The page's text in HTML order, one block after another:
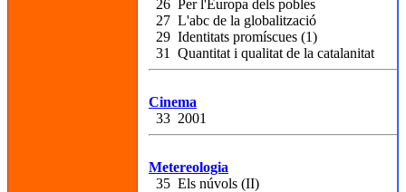
26 Per l'Europa dels pobles
27 L'abc de la globalització
29 Identitats promíscues (1)
31 Quantitat i qualitat de la catalanitat
Cinema
33 2001
Metereologia
35 Els núvols (II)